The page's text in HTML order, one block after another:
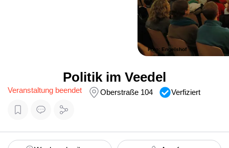
Foto: Engelshof
Politik im Veedel
Veranstaltung beendet Oberstraße 104 Verfiziert